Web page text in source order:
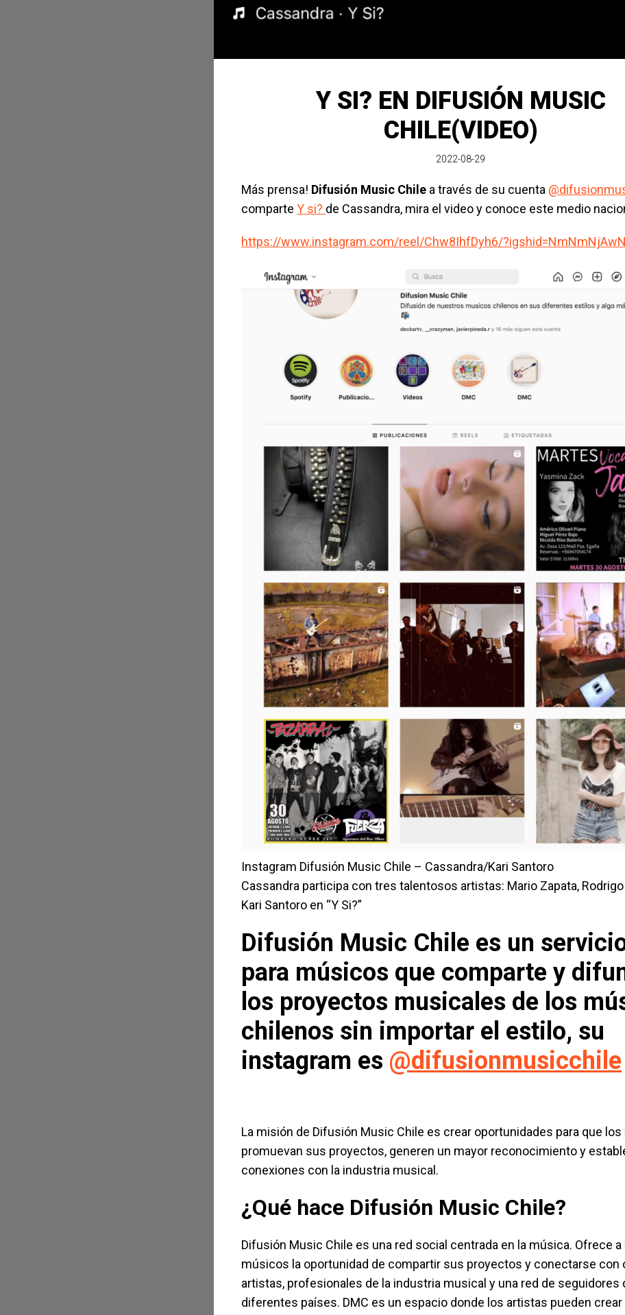
Y SI? EN DIFUSIÓN MUSIC
CHILE(VIDEO)
2022-08-29
Más prensa! Difusión Music Chile a través de su cuenta
comparte Y si? de Cassandra, mira el video y conoce este medio
https://www.instagram.com/reel/Chw8IhfDyh6/
Instagram Difusión Music Chile – Cassandra/Kari Santoro
Cassandra participa con tres talentosos artistas: Mario Zapata,
Kari Santoro en “Y Si?”
Difusión Music Chile es un
para músicos que comparte y
los proyectos musicales de los
chilenos sin importar el estilo, su
instagram es @difusionmusicchile
La misión de Difusión Music Chile es crear oportunidades para que
promuevan sus proyectos, generen un mayor reconocimiento y
conexiones con la industria musical.
¿Qué hace Difusión Music Chile?
Difusión Music Chile es una red social centrada en la música. Ofrece a
músicos la oportunidad de compartir sus proyectos y conectarse con
artistas, profesionales de la industria musical y una red de seguidores
diferentes países. DMC es un espacio donde los artistas pueden crear